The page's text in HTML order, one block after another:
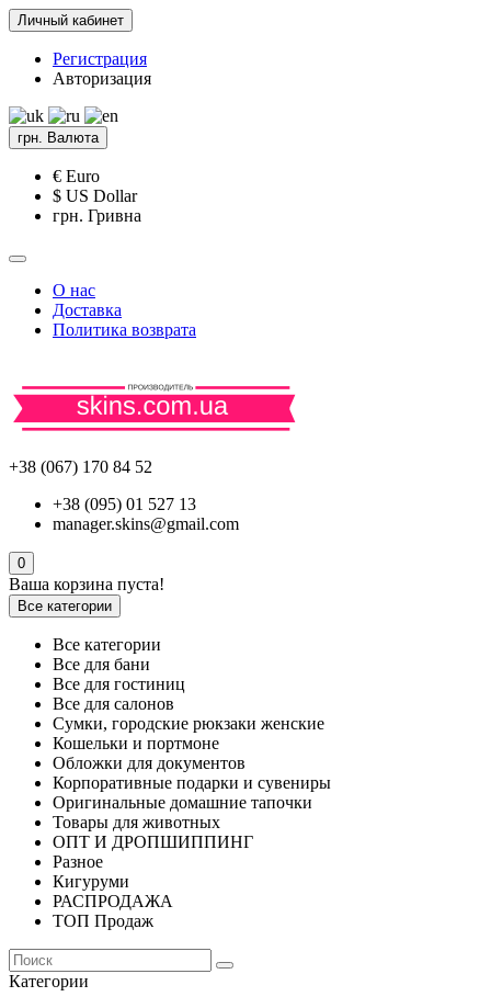
Личный кабинет
Регистрация
Авторизация
грн. Валюта
€ Euro
$ US Dollar
грн. Гривна
О нас
Доставка
Политика возврата
+38 (067) 170 84 52
+38 (095) 01 527 13
manager.skins@gmail.com
0
Ваша корзина пуста!
Все категории
Все категории
Все для бани
Все для гостиниц
Все для салонов
Сумки, городские рюкзаки женские
Кошельки и портмоне
Обложки для документов
Корпоративные подарки и сувениры
Оригинальные домашние тапочки
Товары для животных
ОПТ И ДРОПШИППИНГ
Разное
Кигуруми
РАСПРОДАЖА
ТОП Продаж
Категории